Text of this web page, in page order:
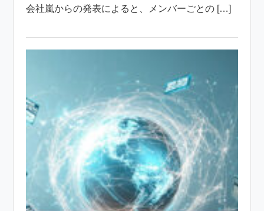
会社嵐からの発表によると、メンバーごとの […]